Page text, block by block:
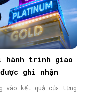
hành trình giao
ghi nhận
vào kết quả của từng